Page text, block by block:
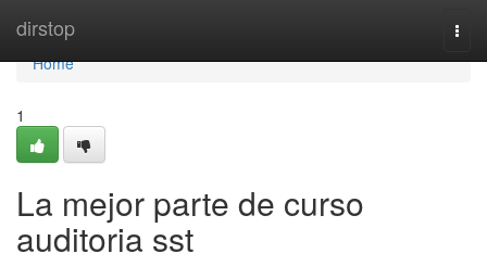
dirstop
Home
Home
1
La mejor parte de curso
auditoria sst